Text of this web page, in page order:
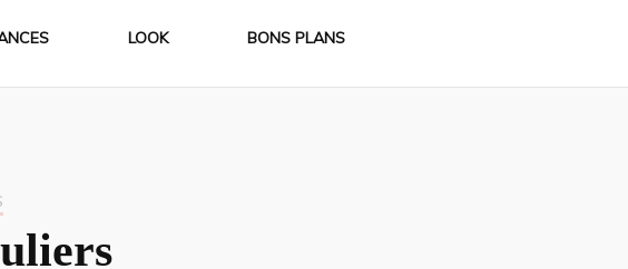
LOOK BONS PLANS